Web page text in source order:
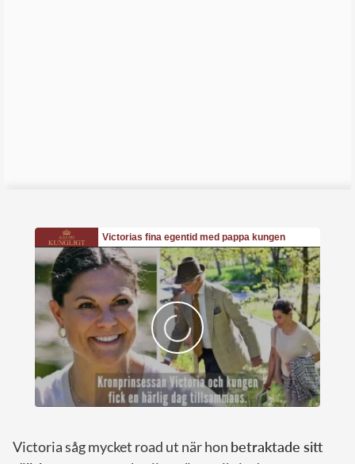
Victoria såg mycket road ut när hon betraktade sitt